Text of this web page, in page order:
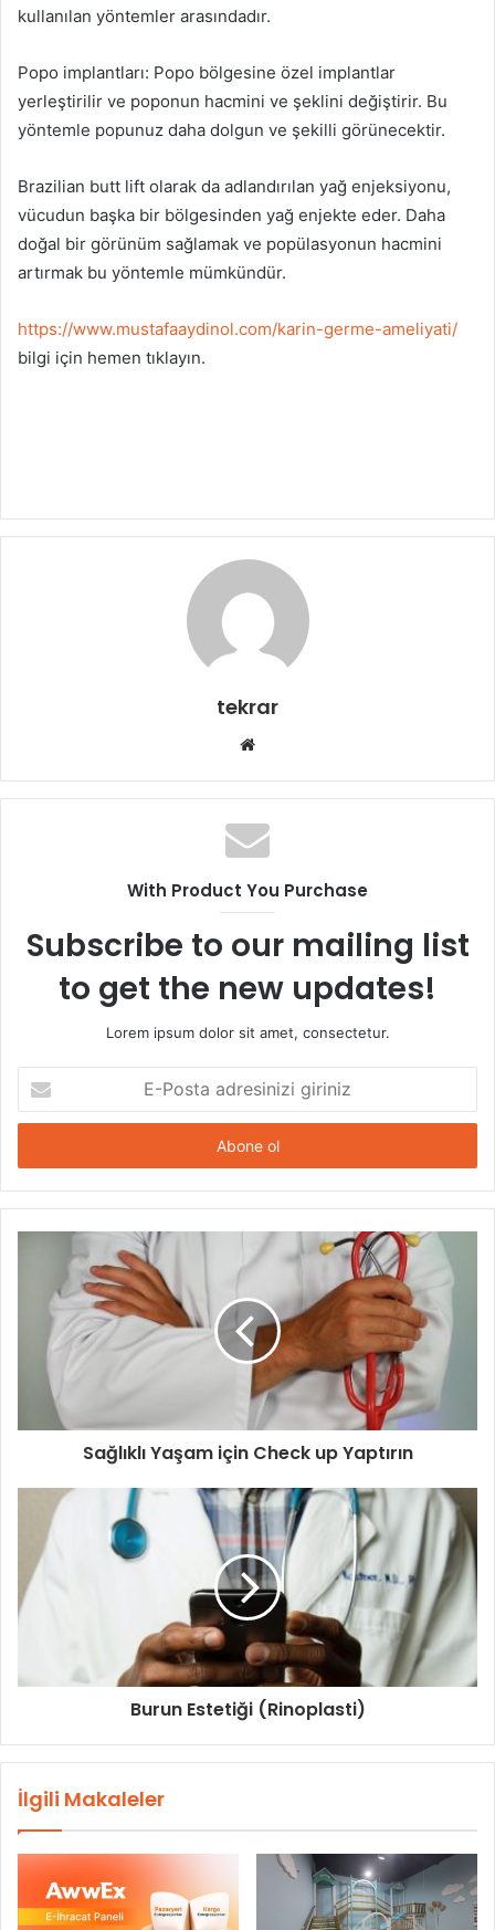
kullanılan yöntemler arasındadır.
Popo implantları: Popo bölgesine özel implantlar
yerleştirilir ve poponun hacmini ve şeklini değiştirir. Bu
yöntemle popunuz daha dolgun ve şekilli görünecektir.
Brazilian butt lift olarak da adlandırılan yağ enjeksiyonu,
vücudun başka bir bölgesinden yağ enjekte eder. Daha
doğal bir görünüm sağlamak ve popülasyonun hacmini
artırmak bu yöntemle mümkündür.
https://www.mustafaaydinol.com/karin-germe-ameliyati/
bilgi için hemen tıklayın.
tekrar
Web
With Product You Purchase
Subscribe to our mailing list
to get the new updates!
Lorem ipsum dolor sit amet, consectetur.
Posta
adresinizi
Sağlıklı Yaşam için Check up Yaptırın
Burun Estetiği (Rinoplasti)
İlgili Makaleler